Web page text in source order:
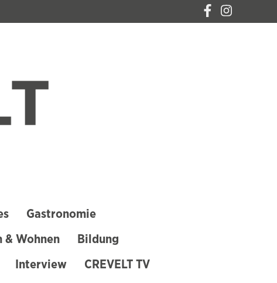
Gastronomie
& Wohnen Bildung
Interview CREVELT TV